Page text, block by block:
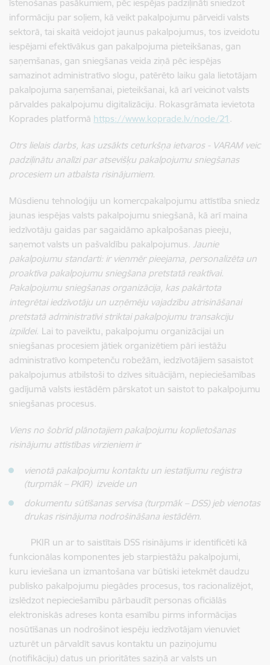
īstenošanas pasākumiem, pēc iespējas padziļināti sniedzot
informāciju par soļiem, kā veikt pakalpojumu pārveidi valsts
sektorā, tai skaitā veidojot jaunus pakalpojumus, tos izveidotu
iespējami efektīvākus gan pakalpojuma pieteikšanas, gan
saņemšanas, gan sniegšanas veida ziņā pēc iespējas
samazinot administratīvo slogu, patērēto laiku gala lietotājam
pakalpojuma saņemšanai, pieteikšanai, kā arī veicinot valsts
pārvaldes pakalpojumu digitalizāciju. Rokasgrāmata ievietota
Koprades platformā https://www.koprade.lv/node/21 .
Otrs lielais darbs, kas uzsākts ceturkšņa ietvaros - VARAM veic
padziļinātu analīzi par atsevišķu pakalpojumu sniegšanas
procesiem un atbalsta risinājumiem.
Mūsdienu tehnoloģiju un komercpakalpojumu attīstība sniedz
jaunas iespējas valsts pakalpojumu sniegšanā, kā arī maina
iedzīvotāju gaidas par sagaidāmo apkalpošanas pieeju,
saņemot valsts un pašvaldību pakalpojumus. Jaunie
pakalpojumu standarti: ir vienmēr pieejama, personalizēta un
proaktīva pakalpojumu sniegšana pretstatā reaktīvai.
Pakalpojumu sniegšanas organizācija, kas pakārtota
integrētai iedzīvotāju un uzņēmēju vajadzību atrisināšanai
pretstatā administratīvi striktai pakalpojumu transakciju
izpildei. Lai to paveiktu, pakalpojumu organizācijai un
sniegšanas procesiem jātiek organizētiem pāri iestāžu
administratīvo kompetenču robežām, iedzīvotājiem sasaistot
pakalpojumus atbilstoši to dzīves situācijām, nepieciešamības
gadījumā valsts iestādēm pārskatot un saistot to pakalpojumu
sniegšanas procesus.
Viens no šobrīd plānotajiem pakalpojumu koplietošanas
risinājumu attīstības virzieniem ir
vienotā pakalpojumu kontaktu un iestatījumu reģistra
(turpmāk – PKIR) izveide un
dokumentu sūtīšanas servisa (turpmāk – DSS) jeb vienotas
drukas risinājuma nodrošināšana iestādēm.
PKIR un ar to saistītais DSS risinājums ir identificēti kā
funkcionālas komponentes jeb starpiestāžu pakalpojumi,
kuru ieviešana un izmantošana var būtiski ietekmēt daudzu
publisko pakalpojumu piegādes procesus, tos racionalizējot,
izslēdzot nepieciešamību pārbaudīt personas oficiālās
elektroniskās adreses konta esamību pirms informācijas
nosūtīšanas un nodrošinot iespēju iedzīvotājam vienuviet
uzturēt un pārvaldīt savus kontaktu un paziņojumu
(notifikāciju) datus un prioritātes saziņā ar valsts un